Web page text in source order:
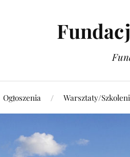
Ogłoszenia Warsztaty/